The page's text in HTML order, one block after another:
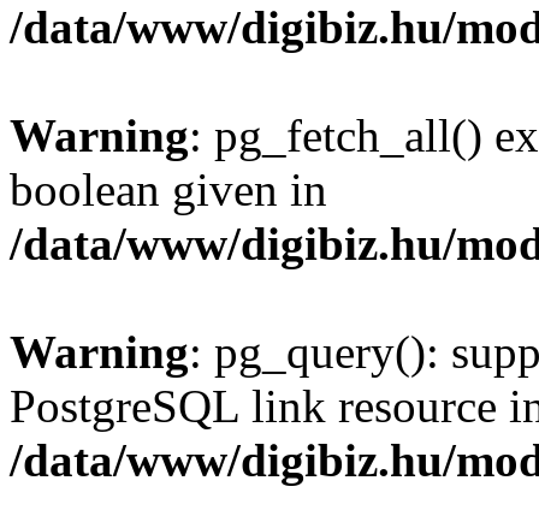
/data/www/digibiz.hu/
Warning: pg_fetch_all()
boolean given in
/data/www/digibiz.hu/
Warning: pg_query():
PostgreSQL link resource
/data/www/digibiz.hu/